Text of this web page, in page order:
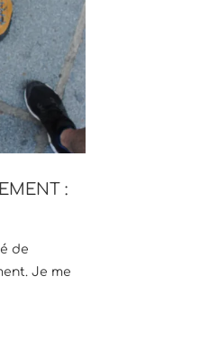
:
de
Je me